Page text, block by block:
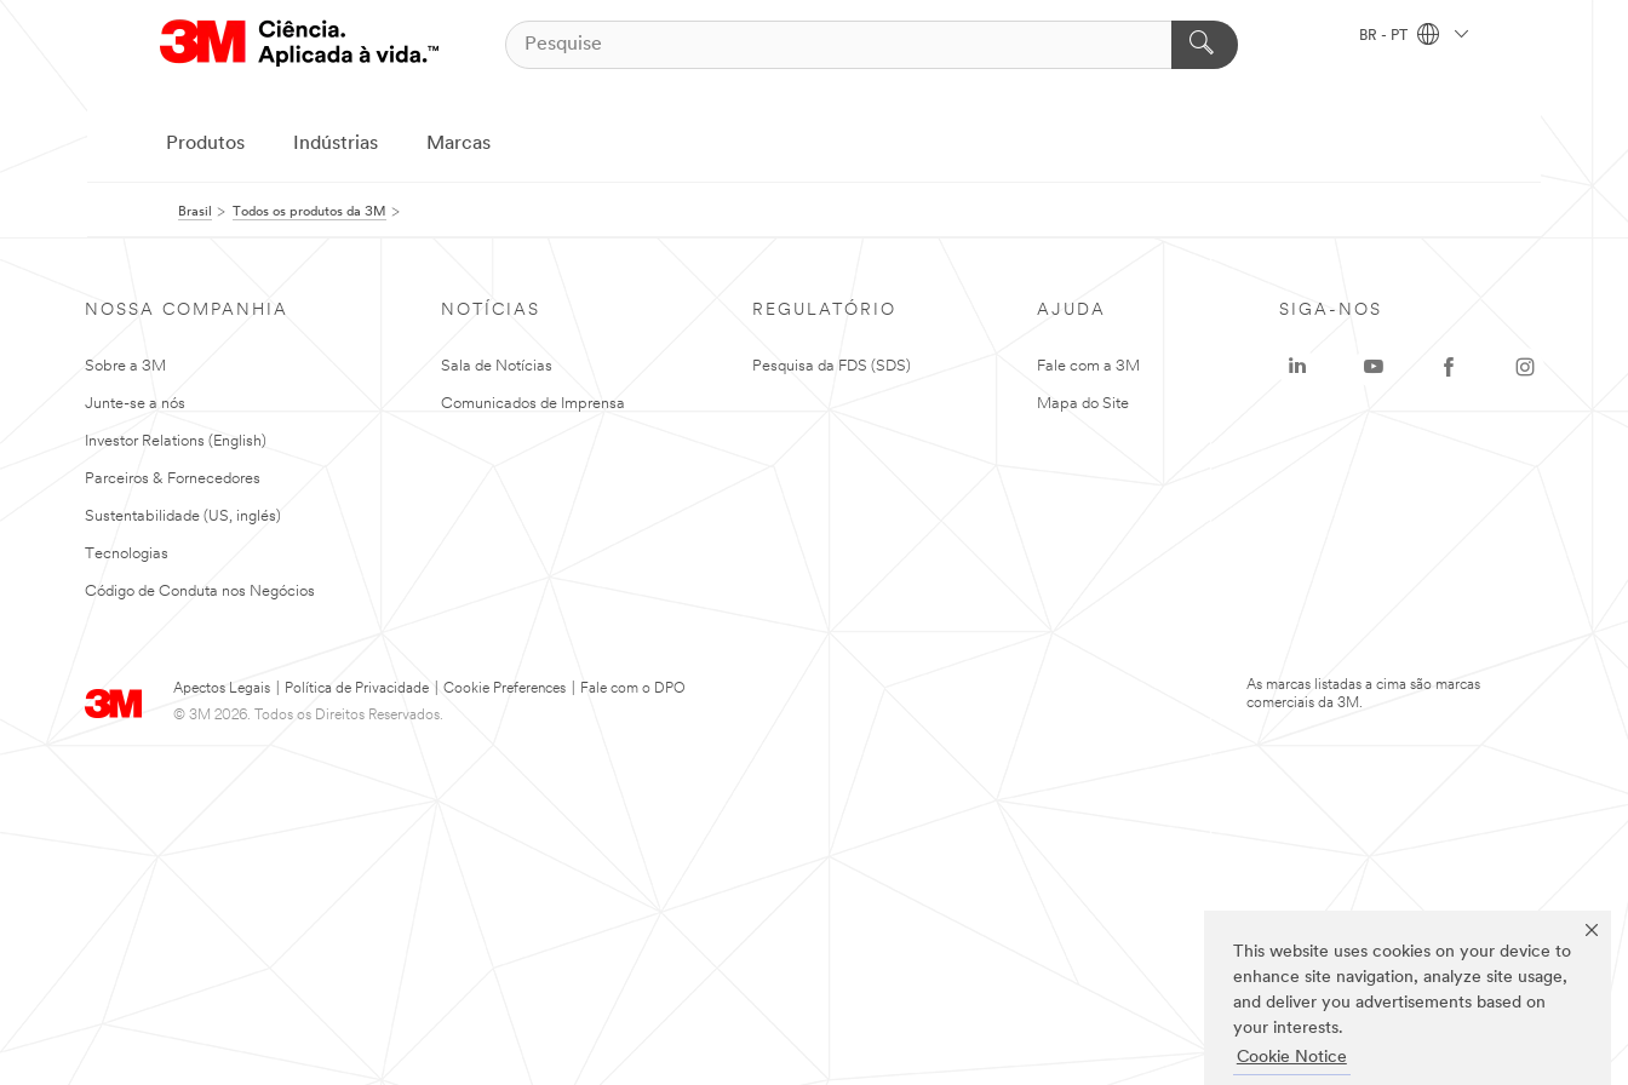
This website uses cookies on your device to
enhance site navigation, analyze site usage,
and deliver you advertisements based on
your interests.
Cookie Notice
BR - PT
Produtos Indústrias Marcas
Brasil Todos os produtos da 3M
NOSSA COMPANHIA
Sobre a 3M
Junte-se a nós
Investor Relations (English)
Parceiros & Fornecedores
Sustentabilidade (US, inglés)
Tecnologias
Código de Conduta nos Negócios
NOTÍCIAS
Sala de Notícias
Comunicados de Imprensa
REGULATÓRIO
Pesquisa da FDS (SDS)
AJUDA
Fale com a 3M
Mapa do Site
Apectos Legais Política de Privacidade Cookie Preferences
Fale com o DPO
© 3M 2026. Todos os Direitos Reservados.
SIGA-NOS
As marcas listadas a cima são marcas
comerciais da 3M.